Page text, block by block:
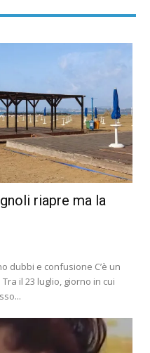
riapre ma la
dubbi e confusione C’è un
il 23 luglio, giorno in cui